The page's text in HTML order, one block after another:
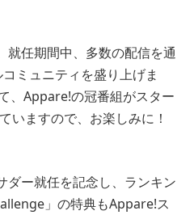
就任期間中、多数の配信を通
ミュニティを盛り上げま
、Appare!の冠番組がスター
いますので、お楽しみに！
ダー就任を記念し、ランキン
」の特典もAppare!ス